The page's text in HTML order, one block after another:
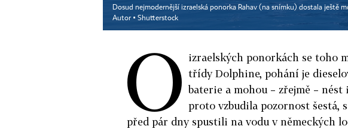
Dosud nejmodernější izraelská ponorka Rahav (na snímku) dostala ještě
Autor ▪ Shutterstock
O izraelských ponorkách se toho
třídy Dolphine, pohání je
baterie a mohou – zřejmě –
proto vzbudila pozornost šestá,
před pár dny spustili na vodu v německých